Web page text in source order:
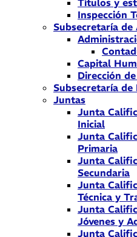
Títulos y
Inspección
Subsecretaría
Capital
Dirección
Subsecretaría
Juntas
Junta
Inicial
Junta
Primaria
Junta
Secundaria
Junta
Técnica y
Junta
Jóvenes y
Junta